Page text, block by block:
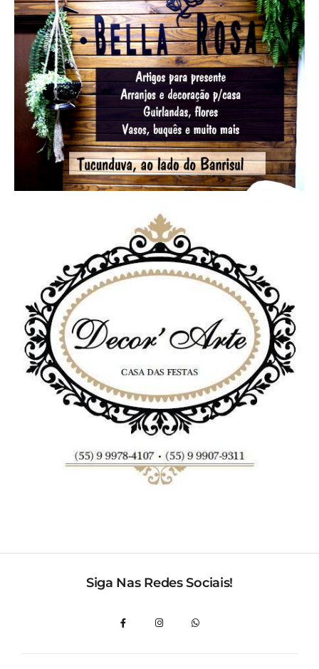
Siga Nas Redes Sociais!